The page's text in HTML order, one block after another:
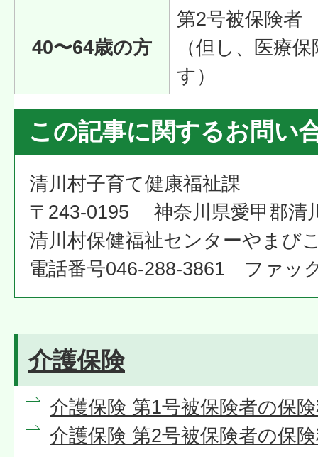
40〜64歳の方
第2号被保険者
（但し、医療
す）
この記事に関するお問い
清川村子育て健康福祉課
〒243-0195 神奈川県愛甲郡清
清川村保健福祉センターやまび
電話番号046-288-3861 ファッ
介護保険
介護保険 第1号被保険者の保
介護保険 第2号被保険者の保